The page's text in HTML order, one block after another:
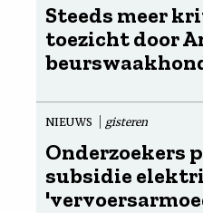
Steeds meer
toezicht door
NIEUWS gisteren
Onderzoekers
subsidie